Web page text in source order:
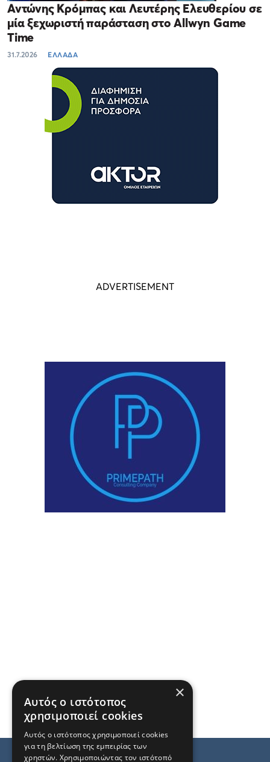
Αντώνης Κρόμπας και Λευτέρης Ελευθερίου σε
μία ξεχωριστή παράσταση στο Allwyn Game
Time
31.7.2026 ΕΛΛΑΔΑ
×
Αυτός ο ιστότοπος
χρησιμοποιεί cookies
Αυτός ο ιστότοπος χρησιμοποιεί cookies
για τη βελτίωση της εμπειρίας των
χρηστών. Χρησιμοποιώντας τον ιστότοπό